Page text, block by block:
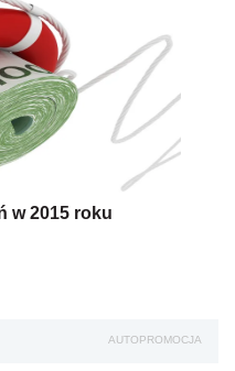
w 2015 roku
AUTOPROMOCJA